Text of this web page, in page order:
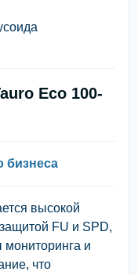
Eco 100-
бизнеса
высокой
FU и SPD,
мониторинга и
что